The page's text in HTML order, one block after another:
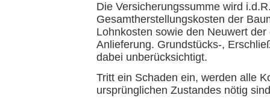
Die Versicherungssumme wird
Gesamtherstellungskosten der
Lohnkosten sowie den Neuwert
Anlieferung. Grundstücks-,
dabei unberücksichtigt.
Tritt ein Schaden ein, werden alle
ursprünglichen Zustandes nötig